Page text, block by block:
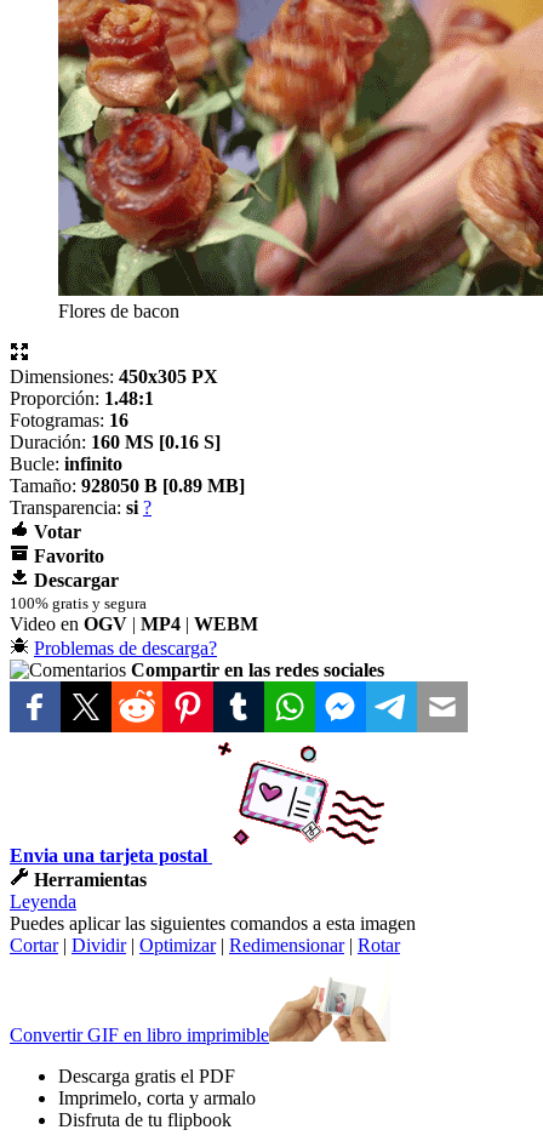
Flores de bacon
Dimensiones: 450x305 PX
Proporción: 1.48:1
Fotogramas: 16
Duración: 160 MS [0.16 S]
Bucle: infinito
Tamaño: 928050 B [0.89 MB]
Transparencia: si ?
Votar
Favorito
Descargar
100% gratis y segura
Video en OGV | MP4 | WEBM
Problemas de descarga?
Compartir en las redes sociales
Envia una tarjeta postal
Herramientas
Leyenda
Puedes aplicar las siguientes comandos a esta imagen
Cortar| Dividir| Optimizar| Redimensionar| Rotar
Convertir GIF en libro imprimible
Descarga gratis el PDF
Imprimelo, corta y armalo
Disfruta de tu flipbook